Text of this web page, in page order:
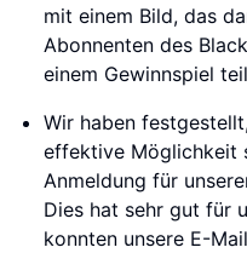
mit einem Bild, das
Abonnenten des
einem Gewinnspiel
Wir haben
effektive Möglichkeit
Anmeldung für
Dies hat sehr gut für
konnten unsere E-